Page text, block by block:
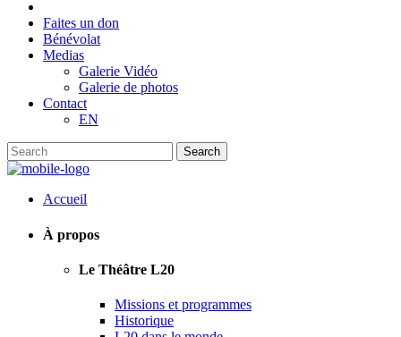
Faites un don
Bénévolat
Medias
Galerie Vidéo
Galerie de photos
Contact
EN
Accueil
À propos
Le Théâtre L20
Missions et programmes
Historique